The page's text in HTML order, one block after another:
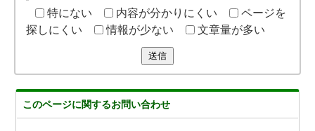
特にない
内容が分かりにくい
ページを
探しにくい
情報が少ない 文章量が多い
送信
このページに関するお問い合わせ